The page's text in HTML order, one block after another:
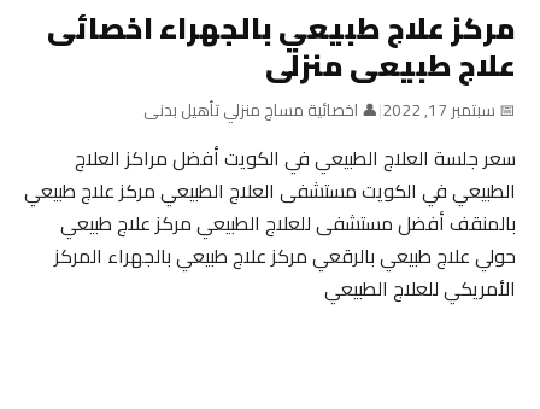
مركز علاج طبيعي بالجهراء اخصائى
علاج طبيعى منزلى
📅 سبتمبر 17, 2022 |👤 اخصائية مساج منزلي تأهيل بدنى
سعر جلسة العلاج الطبيعي في الكويت أفضل مراكز العلاج
الطبيعي في الكويت مستشفى العلاج الطبيعي مركز علاج طبيعي
بالمنقف أفضل مستشفى للعلاج الطبيعي مركز علاج طبيعي
حولي علاج طبيعي بالرقعي مركز علاج طبيعي بالجهراء المركز
الأمريكي للعلاج الطبيعي